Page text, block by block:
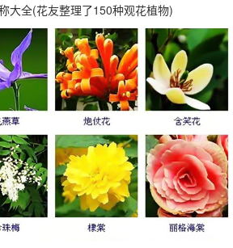
大全(花友整理了150种观花植物)